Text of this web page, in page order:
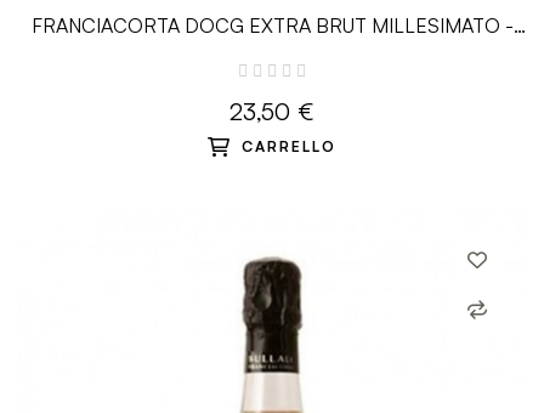
FRANCIACORTA DOCG EXTRA BRUT MILLESIMATO -
23,50 €
CARRELLO